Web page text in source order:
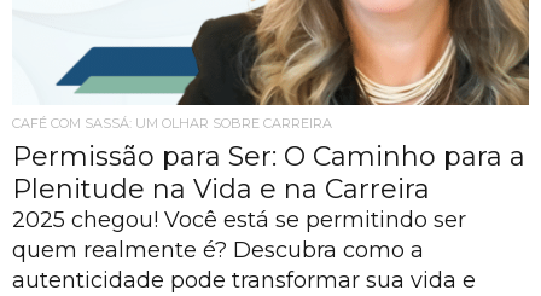
CAFÉ COM SASSÁ: UM OLHAR SOBRE CARREIRA
Permissão para Ser: O Caminho para a
Plenitude na Vida e na Carreira
2025 chegou! Você está se permitindo ser
quem realmente é? Descubra como a
autenticidade pode transformar sua vida e